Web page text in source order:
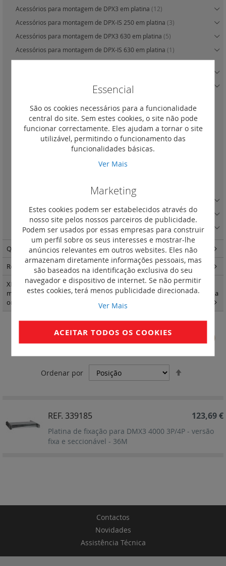
Platinas de fixação para DMX3 4000
Ordenar por
REF. 339185
Platina de fixação para DMX3 4000 3P/4P - versão
fixa e seccionável - 36M
123,69 €
Acessórios para montagem de DPX3 em platina (12)
Acessórios para montagem de DPX-IS 250 em platina (3)
Acessórios para montagem de DPX3 630 em platina (5)
Acessórios para montagem de DPX-IS 630 em platina (1)
Acessórios para montagem de DMX3 em platina
Painéis para DMX3 1600 versão fixa(3)
Painéis para DMX3 1600 versão seccionável(3)
Platinas de fixação para DMX3 2500 versão fixa e seccionável
Suportes de barramento e acessórios(22)
Barramentos e acessórios(6)
Quadros modulares - encastrar e salientes e estanques(144)
Repartição standard e optimizada e IS
(300)
XL3 quadros e armáriosXL3 400 - acessórios de fixação e painéis para
montagem modular Vistop até 160 A DPX3 160 e 250 e DPX-IS em calha
omega
Contactos
Novidades
Assistência Técnica
Essencial
São os cookies necessários para a funcionalidade
central do site. Sem estes cookies, o site não pode
funcionar correctamente. Eles ajudam a tornar o site
utilizável, permitindo o funcionamento das
funcionalidades básicas.
Ver Mais
Marketing
Estes cookies podem ser estabelecidos através do
nosso site pelos nossos parceiros de publicidade.
Podem ser usados por essas empresas para construir
um perfil sobre os seus interesses e mostrar-lhe
anúncios relevantes em outros websites. Eles não
armazenam diretamente informações pessoais, mas
são baseados na identificação exclusiva do seu
navegador e dispositivo de internet. Se não permitir
estes cookies, terá menos publicidade direcionada.
Ver Mais
ACEITAR TODOS OS COOKIES